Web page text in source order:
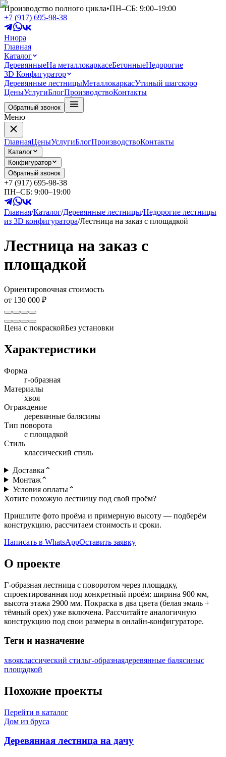
Производство полного цикла•ПН–СБ: 9:00–19:00
+7 (917) 695-98-38
Ниора
Главная
Каталог
ДеревянныеНа металлокаркасеБетонныеНедорогие
3D Конфигуратор
Деревянные лестницыМеталлокаркасУтиный шагскоро
ЦеныУслугиБлогПроизводствоКонтакты
Обратный звонок
Меню
ГлавнаяЦеныУслугиБлогПроизводствоКонтакты
Каталог
Конфигуратор
Обратный звонок
+7 (917) 695-98-38
ПН–СБ: 9:00–19:00
Главная/Каталог/Деревянные лестницы/Недорогие лестницы
из 3D конфигуратора/Лестница на заказ с площадкой
Лестница на заказ с
площадкой
Ориентировочная стоимость
от 130 000 ₽
Цена с покраскойБез установки
Характеристики
Форма
г-образная
Материалы
хвоя
Ограждение
деревянные балясины
Тип поворота
с площадкой
Стиль
классический стиль
Доставка ⌃
Монтаж⌃
Условия оплаты⌃
Хотите похожую лестницу под свой проём?
Пришлите фото проёма и примерную высоту — подберём
конструкцию, рассчитаем стоимость и сроки.
Написать в WhatsAppОставить заявку
О проекте
Г-образная лестница с поворотом через площадку,
спроектированная под конкретный проём: ширина 900 мм,
высота этажа 2900 мм. Покраска в два цвета (белая эмаль +
тёмный орех) уже включена. Рассчитайте аналогичную
конструкцию под свои размеры в онлайн-конфигураторе.
Теги и назначение
хвояклассический стильг-образнаядеревянные балясиныс
площадкой
Похожие проекты
Перейти в каталог
Дом из бруса
Деревянная лестница на дачу